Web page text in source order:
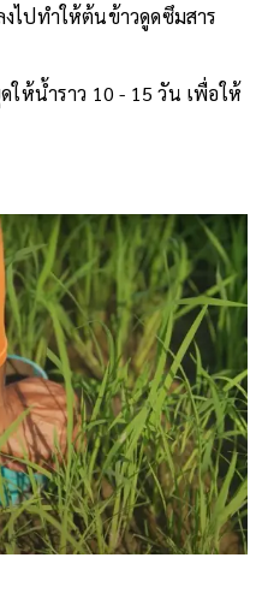
ไปทำให้ต้นข้าวดูดซึมสาร
ให้น้ำราว 10 - 15 วัน เพื่อให้